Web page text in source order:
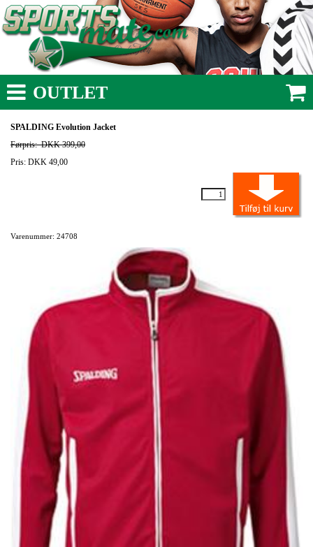
OUTLET
SPALDING Evolution Jacket
Førpris:DKK 399,00
Pris: DKK 49,00
Varenummer: 24708